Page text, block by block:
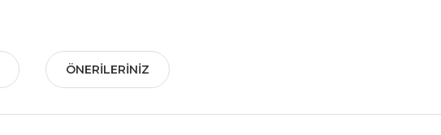
ÖNERILERINIZ